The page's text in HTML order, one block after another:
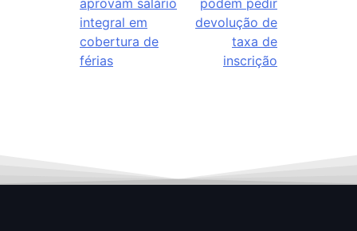
aprovam salário
integral em
cobertura de
férias
podem pedir
devolução de
taxa de
inscrição